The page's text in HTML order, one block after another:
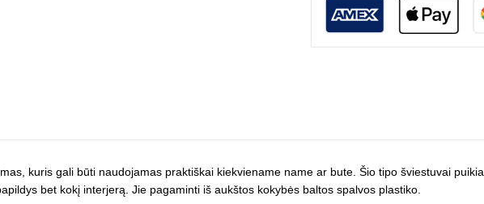
kuris gali būti naudojamas praktiškai kiekviename name ar bute. Šio tipo šviestuvai
bet kokį interjerą. Jie pagaminti iš aukštos kokybės baltos spalvos plastiko.